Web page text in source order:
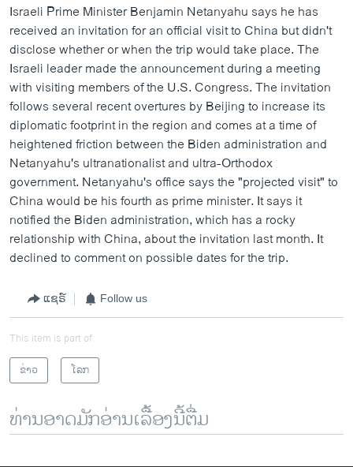
Israeli Prime Minister Benjamin Netanyahu says he has
received an invitation for an official visit to China but didn't
disclose whether or when the trip would take place. The
Israeli leader made the announcement during a meeting
with visiting members of the U.S. Congress. The invitation
follows several recent overtures by Beijing to increase its
diplomatic footprint in the region and comes at a time of
heightened friction between the Biden administration and
Netanyahu's ultranationalist and ultra-Orthodox
government. Netanyahu's office says the "projected visit" to
China would be his fourth as prime minister. It says it
notified the Biden administration, which has a rocky
relationship with China, about the invitation last month. It
declined to comment on possible dates for the trip.
ແຊຣ໌ Follow us
This item is part of
ຂ່າວ
ໂລກ
ທ່ານອາດມັກອ່ານເລື້ອງນີ້ຕື່ມ